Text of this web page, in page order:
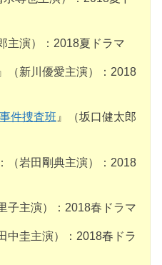
主演）：2018夏ドラマ
』（新川優愛主演）：2018
件捜査班 』（坂口健太郎
（岩田剛典主演）：2018
子主演）：2018春ドラマ
中圭主演）：2018春ドラ